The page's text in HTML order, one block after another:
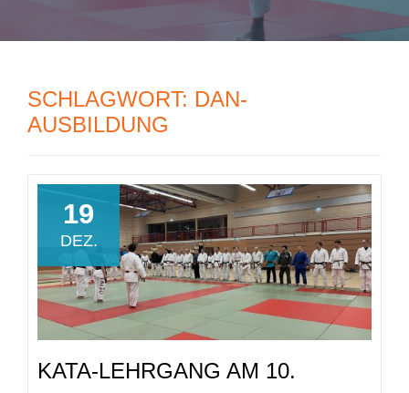
SCHLAGWORT: DAN-
AUSBILDUNG
19
DEZ.
KATA-LEHRGANG AM 10.